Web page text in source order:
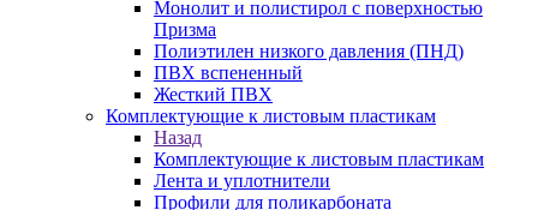
Монолит и полистирол с поверхностью
Призма
Полиэтилен низкого давления (ПНД)
ПВХ вспененный
Жесткий ПВХ
Комплектующие к листовым пластикам
Назад
Комплектующие к листовым пластикам
Лента и уплотнители
Профили для поликарбоната